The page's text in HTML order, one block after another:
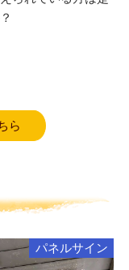
？
ら
パネルサイン